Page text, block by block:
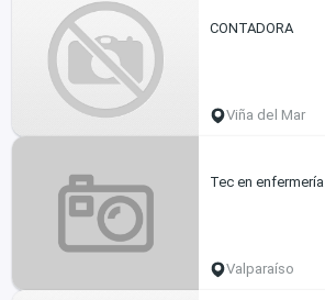
CONTADORA
Viña del Mar
Tec en enfermería
Valparaíso